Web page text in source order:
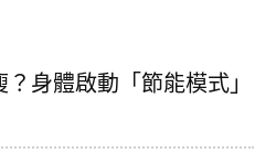
身體啟動「節能模式」